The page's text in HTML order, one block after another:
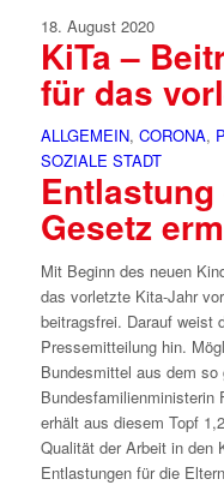
18. August 2020
KiTa –
für das
ALLGEMEIN, CORONA,
SOZIALE STADT
Gesetz
Mit Beginn des neuen
das vorletzte Kita-Jahr
beitragsfrei. Darauf weist
Pressemitteilung hin.
Bundesmittel aus dem
Bundesfamilienministerin
erhält aus diesem Topf
Qualität der Arbeit in den
Entlastungen für die